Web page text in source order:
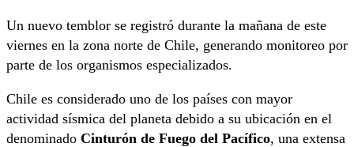
Un nuevo temblor se registró durante la mañana de este
viernes en la zona norte de Chile, generando monitoreo por
parte de los organismos especializados.
Chile es considerado uno de los países con mayor
actividad sísmica del planeta debido a su ubicación en el
denominado Cinturón de Fuego del Pacífico, una extensa